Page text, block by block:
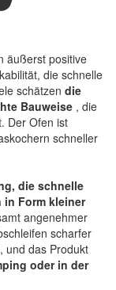
äußerst positive
die schnelle
schätzen die
Bauweise , die
Der Ofen ist
schneller
die schnelle
Form kleiner
angenehmer
scharfer
und das Produkt
oder in der